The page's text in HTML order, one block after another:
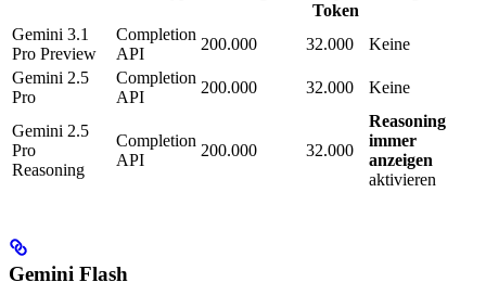
Token
Gemini 3.1
Pro Preview
Completion
API
200.000 32.000
Keine
Gemini 2.5
Pro
Completion
API
200.000 32.000 Keine
Gemini 2.5
Pro
Reasoning
Completion
API
200.000 32.000
Reasoning
immer
anzeigen
aktivieren
Gemini Flash